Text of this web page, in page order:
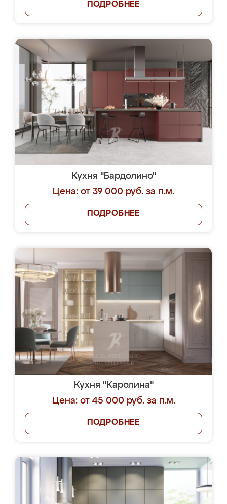
ПОДРОБНЕЕ
Кухня "Бардолино"
Цена: от 39 000 руб. за п.м.
ПОДРОБНЕЕ
Кухня "Каролина"
Цена: от 45 000 руб. за п.м.
ПОДРОБНЕЕ